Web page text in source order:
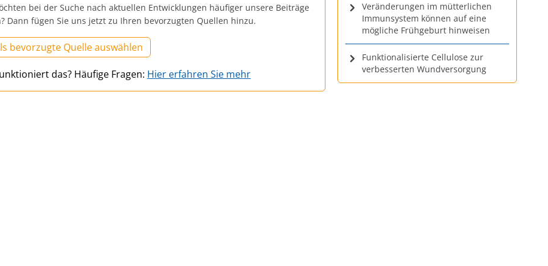
bei der Suche nach aktuellen Entwicklungen häufiger unsere Beiträge
Dann fügen Sie uns jetzt zu Ihren bevorzugten Quellen hinzu.
bevorzugte Quelle auswählen
das? Häufige Fragen: Hier erfahren Sie mehr
Veränderungen im mütterlichen
Immunsystem können auf eine
mögliche Frühgeburt hinweisen
Funktionalisierte Cellulose zur
verbesserten Wundversorgung